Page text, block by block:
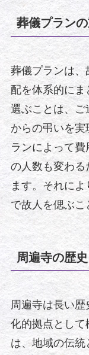
葬儀プラン
葬儀プランは
配を体系的にま
選ぶことは、
からの弔いを
ランによって
の人数も変わる
ます。それに
で故人を偲ぶこ
周遍寺の歴
周遍寺は長い
化的拠点とし
は、地域の伝